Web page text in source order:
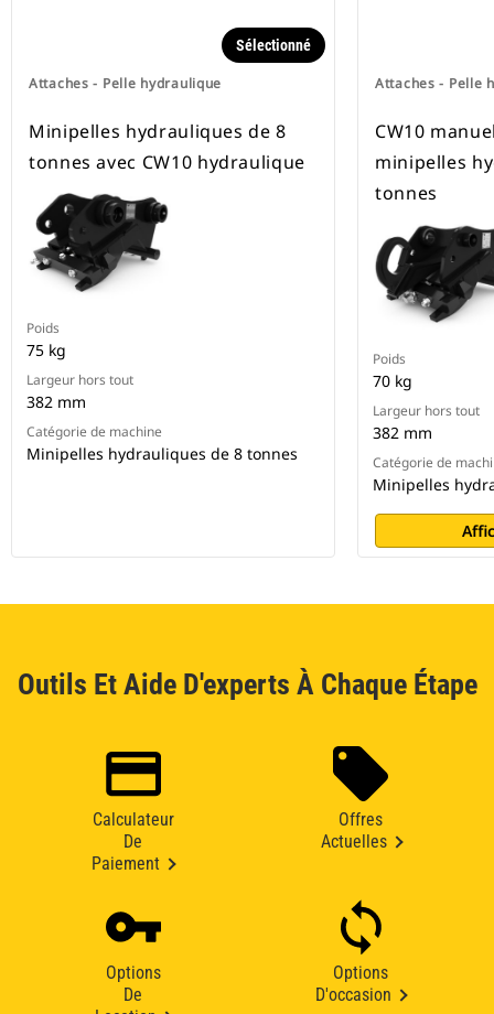
Attaches - Pelle hydraulique
Sélectionné
Minipelles hydrauliques de 8
tonnes avec CW10 hydraulique
Poids
75 kg
Largeur hors tout
382 mm
Catégorie de machine
Minipelles hydrauliques de 8 tonnes
Attaches - Pelle
CW10
minipelles
tonnes
Poids
70 kg
Largeur hors tout
382 mm
Catégorie de
Minipelles
Outils Et Aide D'experts À Chaque Étape
Calculateur
De
Paiement
Offres
Actuelles
Options
De
Options
D'occasion